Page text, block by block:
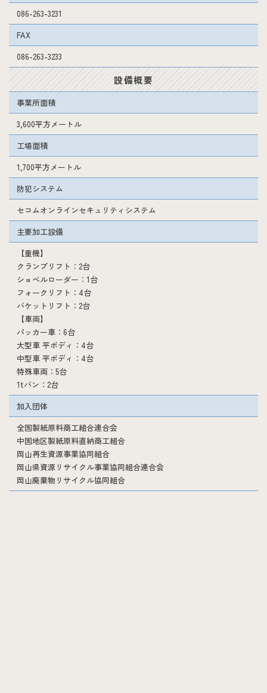
086-263-3231
FAX
086-263-3233
設備概要
事業所面積
3,600平方メートル
工場面積
1,700平方メートル
防犯システム
セコムオンラインセキュリティシステム
主要加工設備
【重機】
クランプリフト：2台
ショベルローダー：1台
フォークリフト：4台
バケットリフト：2台
【車両】
パッカー車：6台
大型車 平ボディ：4台
中型車 平ボディ：4台
特殊車両：5台
1tバン：2台
加入団体
全国製紙原料商工組合連合会
中国地区製紙原料直納商工組合
岡山再生資源事業協同組合
岡山県資源リサイクル事業協同組合連合会
岡山廃棄物リサイクル協同組合